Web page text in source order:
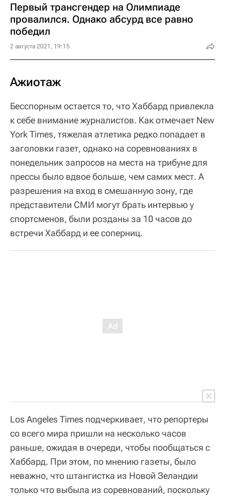
Первый трансгендер на Олимпиаде
провалился. Однако абсурд все равно
победил
2 августа 2021, 19:15
Ажиотаж
Бесспорным остается то, что Хаббард привлекла
к себе внимание журналистов. Как отмечает New
York Times, тяжелая атлетика редко попадает в
заголовки газет, однако на соревнованиях в
понедельник запросов на места на трибуне для
прессы было вдвое больше, чем самих мест. А
разрешения на вход в смешанную зону, где
представители СМИ могут брать интервью у
спортсменов, были розданы за 10 часов до
встречи Хаббард и ее соперниц.
Los Angeles Times подчеркивает, что репортеры
со всего мира пришли на несколько часов
раньше, ожидая в очереди, чтобы пообщаться с
Хаббард. При этом, по мнению газеты, было
неважно, что штангистка из Новой Зеландии
только что выбыла из соревнований, поскольку